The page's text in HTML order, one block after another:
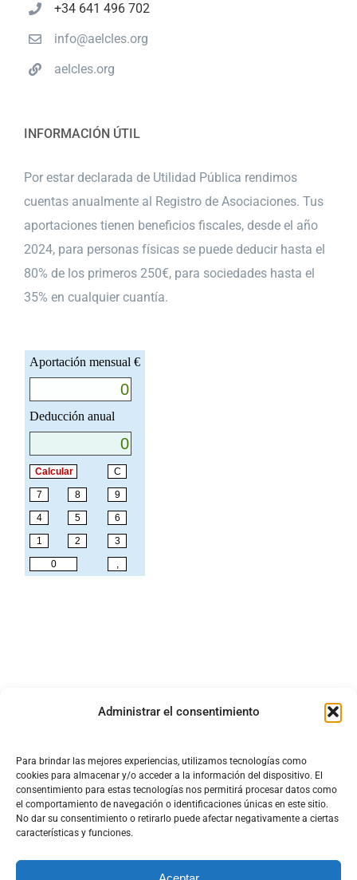
Administrar el consentimiento
Para brindar las mejores experiencias, utilizamos tecnologías como
cookies para almacenar y/o acceder a la información del dispositivo. El
consentimiento para estas tecnologías nos permitirá procesar datos como
el comportamiento de navegación o identificaciones únicas en este sitio.
No dar su consentimiento o retirarlo puede afectar negativamente a ciertas
características y funciones.
+34 641 496 702
info@aelcles.org
aelcles.org
INFORMACIÓN ÚTIL
Por estar declarada de Utilidad Pública rendimos
cuentas anualmente al Registro de Asociaciones. Tus
aportaciones tienen beneficios fiscales, desde el año
2024, para personas físicas se puede deducir hasta el
80% de los primeros 250€, para sociedades hasta el
35% en cualquier cuantía.